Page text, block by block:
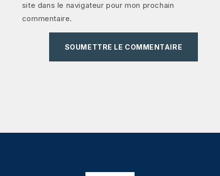
site dans le navigateur pour mon prochain
commentaire.
SOUMETTRE LE COMMENTAIRE